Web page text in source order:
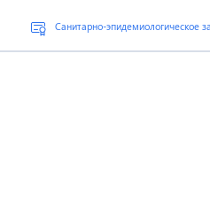
Санитарно-эпидемиологическое